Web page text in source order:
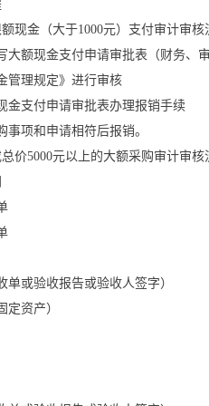
现金（大于1000元）支付审计审核
大额现金支付申请审批表（财务、
管理规定》进行审核
金支付申请审批表办理报销手续
事项和申请相符后报销。
价5000元以上的大额采购审计审核
单或验收报告或验收人签字）
定资产）